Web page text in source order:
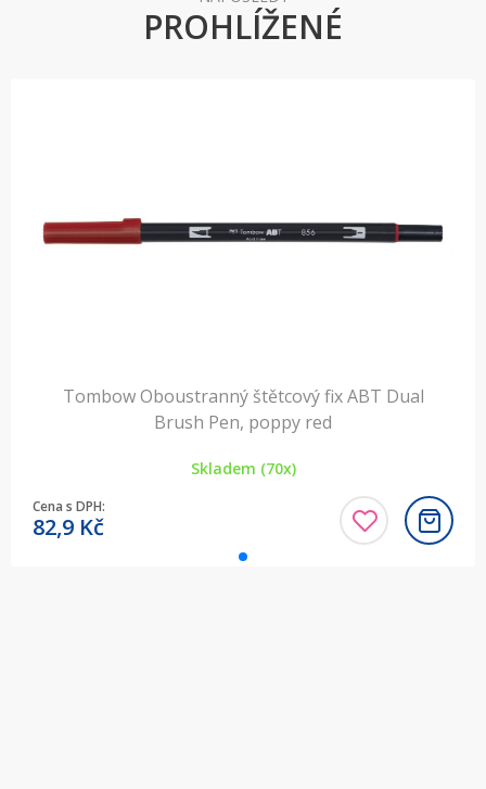
PROHLÍŽENÉ
Tombow Oboustranný štětcový fix ABT Dual
Brush Pen, poppy red
Skladem (70x)
Cena s DPH:
82,9 Kč